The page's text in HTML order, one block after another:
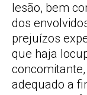
lesão, bem
dos
prejuízos
que haja
adequado a